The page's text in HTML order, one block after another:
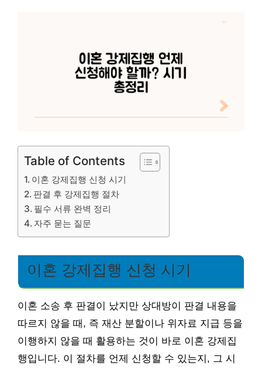
Table of Contents
이혼 강제집행 신청 시기
판결 후 강제집행 절차
필수 서류 완벽 정리
자주 묻는 질문
이혼 강제집행 신청 시기
이혼 소송 후 판결이 났지만 상대방이 판결 내용을
따르지 않을 때, 즉 재산 분할이나 위자료 지급 등을
이행하지 않을 때 활용하는 것이 바로 이혼 강제집
행입니다. 이 절차를 언제 신청할 수 있는지, 그 시